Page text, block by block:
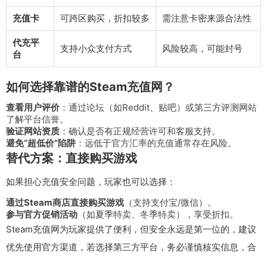
充值卡 可跨区购买，折扣较多 需注意卡密来源合法性
代充平
台
支持小众支付方式 风险较高，可能封号
如何选择靠谱的Steam充值网？
查看用户评价 ：通过论坛（如Reddit、贴吧）或第三方评测网站
了解平台信誉。
验证网站资质 ：确认是否有正规经营许可和客服支持。
避免“超低价”陷阱 ：远低于官方汇率的充值通常存在风险。
替代方案：直接购买游戏
如果担心充值安全问题，玩家也可以选择：
通过Steam商店直接购买游戏 （支持支付宝/微信）。
参与官方促销活动 （如夏季特卖、冬季特卖），享受折扣。
Steam充值网为玩家提供了便利，但安全永远是第一位的，建议
优先使用官方渠道，若选择第三方平台，务必谨慎核实信息，合